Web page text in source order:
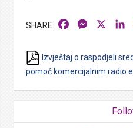
Facebook
Izvještaj o raspodjeli
pomoć komercijalnim radio